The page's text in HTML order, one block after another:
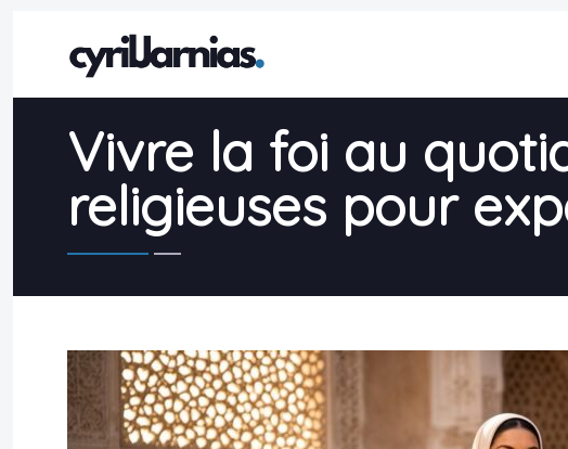
Vivre la foi au
religieuses pour